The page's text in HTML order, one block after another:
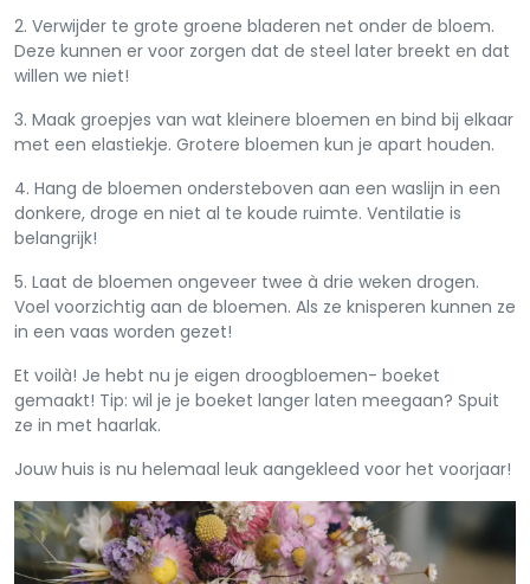
2. Verwijder te grote groene bladeren net onder de bloem.
Deze kunnen er voor zorgen dat de steel later breekt en dat
willen we niet!
3. Maak groepjes van wat kleinere bloemen en bind bij elkaar
met een elastiekje. Grotere bloemen kun je apart houden.
4. Hang de bloemen ondersteboven aan een waslijn in een
donkere, droge en niet al te koude ruimte. Ventilatie is
belangrijk!
5. Laat de bloemen ongeveer twee à drie weken drogen.
Voel voorzichtig aan de bloemen. Als ze knisperen kunnen ze
in een vaas worden gezet!
Et voilà! Je hebt nu je eigen droogbloemen- boeket
gemaakt! Tip: wil je je boeket langer laten meegaan? Spuit
ze in met haarlak.
Jouw huis is nu helemaal leuk aangekleed voor het voorjaar!